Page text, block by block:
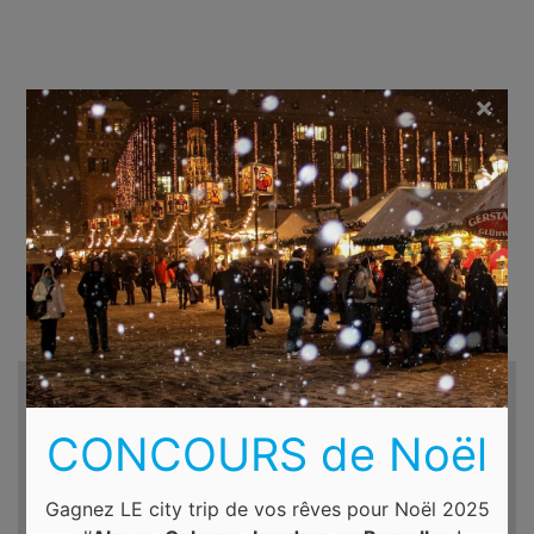
Recherche d'hôtels et autres...
Destination
CONCOURS de Noël
Gagnez LE city trip de vos rêves pour Noël 2025
×